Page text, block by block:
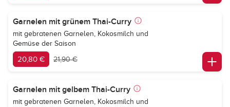
Garnelen mit grünem Thai-Curry
mit gebratenen Garnelen, Kokosmilch und
Gemüse der Saison
20,80 € 21,90 €
Garnelen mit gelbem Thai-Curry
mit gebratenen Garnelen, Kokosmilch und